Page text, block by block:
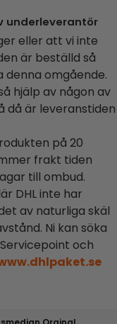
underleverantör
eller att vi inte
är beställd så
omgående.
hjälp av någon av
då är leveranstiden
på 20
frakt tiden
till ombud.
DHL inte har
av naturliga skäl
Ni kan söka
och